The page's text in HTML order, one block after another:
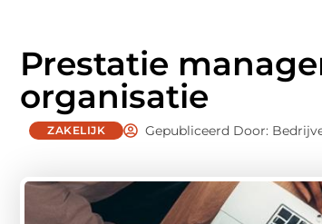
Prestatie
organisatie
ZAKELIJK Gepubliceerd Door: